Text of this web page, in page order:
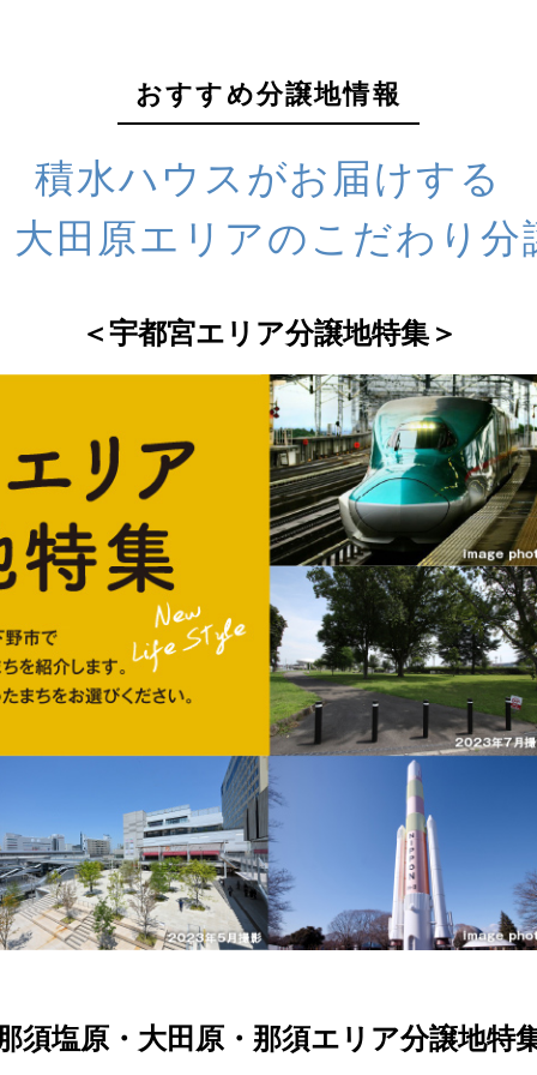
おすすめ分譲地情報
積⽔ハウスがお届けする
大田原エリアの こだわり分
＜宇都宮エリア分譲地特集＞
須塩原・大田原・那須エリア分譲地特